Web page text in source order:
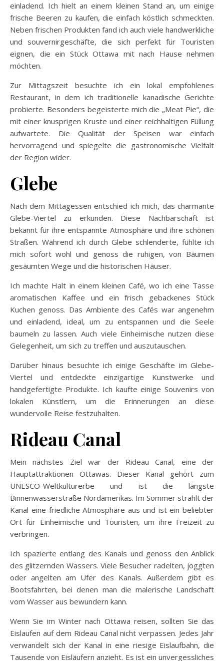
einladend. Ich hielt an einem kleinen Stand an, um einige
frische Beeren zu kaufen, die einfach köstlich schmeckten.
Neben frischen Produkten fand ich auch viele handwerkliche
und souvernirgeschäfte, die sich perfekt für Touristen
eignen, die ein Stück Ottawa mit nach Hause nehmen
möchten.
Zur Mittagszeit besuchte ich ein lokal empfohlenes
Restaurant, in dem ich traditionelle kanadische Gerichte
probierte. Besonders begeisterte mich die „Meat Pie“, die
mit einer knusprigen Kruste und einer reichhaltigen Füllung
aufwartete. Die Qualität der Speisen war einfach
hervorragend und spiegelte die gastronomische Vielfalt
der Region wider.
Glebe
Nach dem Mittagessen entschied ich mich, das charmante
Glebe-Viertel zu erkunden. Diese Nachbarschaft ist
bekannt für ihre entspannte Atmosphäre und ihre schönen
Straßen. Während ich durch Glebe schlenderte, fühlte ich
mich sofort wohl und genoss die ruhigen, von Bäumen
gesäumten Wege und die historischen Häuser.
Ich machte Halt in einem kleinen Café, wo ich eine Tasse
aromatischen Kaffee und ein frisch gebackenes Stück
Kuchen genoss. Das Ambiente des Cafés war angenehm
und einladend, ideal, um zu entspannen und die Seele
baumeln zu lassen. Auch viele Einheimische nutzen diese
Gelegenheit, um sich zu treffen und auszutauschen.
Darüber hinaus besuchte ich einige Geschäfte im Glebe-
Viertel und entdeckte einzigartige Kunstwerke und
handgefertigte Produkte. Ich kaufte einige Souvenirs von
lokalen Künstlern, um die Erinnerungen an diese
wundervolle Reise festzuhalten.
Rideau Canal
Mein nächstes Ziel war der Rideau Canal, eine der
Hauptattraktionen Ottawas. Dieser Kanal gehört zum
UNESCO-Weltkulturerbe und ist die längste
Binnenwasserstraße Nordamerikas. Im Sommer strahlt der
Kanal eine friedliche Atmosphäre aus und ist ein beliebter
Ort für Einheimische und Touristen, um ihre Freizeit zu
verbringen.
Ich spazierte entlang des Kanals und genoss den Anblick
des glitzernden Wassers. Viele Besucher radelten, joggten
oder angelten am Ufer des Kanals. Außerdem gibt es
Bootsfahrten, bei denen man die malerische Landschaft
vom Wasser aus bewundern kann.
Wenn Sie im Winter nach Ottawa reisen, sollten Sie das
Eislaufen auf dem Rideau Canal nicht verpassen. Jedes Jahr
verwandelt sich der Kanal in eine riesige Eislaufbahn, die
Tausende von Eisläufern anzieht. Es ist ein unvergessliches